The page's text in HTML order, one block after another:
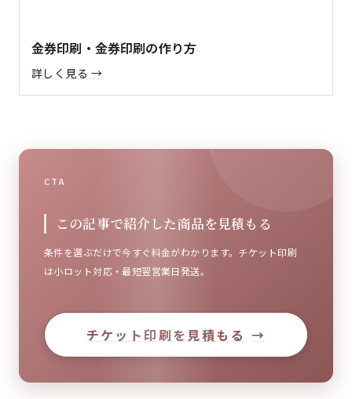
金券印刷・金券印刷の作り方
詳しく見る →
CTA
この記事で紹介した商品を見積もる
条件を選ぶだけで今すぐ料金がわかります。チケット印刷
は小ロット対応・最短翌営業日発送。
チケット印刷を見積もる →